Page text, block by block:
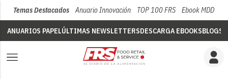
Temas Destacados Anuario Innovación TOP 100 FRS Ebook MDD
ANUARIOS PAPELÚLTIMAS NEWSLETTERSDESCARGA EBOOKSBLOGS